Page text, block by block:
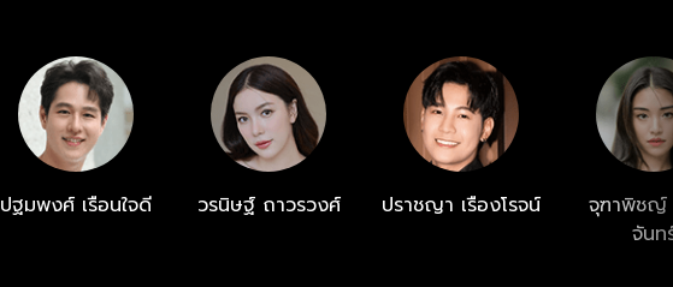
ทะเบียนเรียนให้เนื่องจากวิชาที่เธออยากเรียนกับเพื่อนๆดันเต็มเสียก่อน โดยที่ไ
แหละคือรักแรกของเธอตอนเด็ก แถมยังขี้แกล้งและคอยแซวเธอตลอดเวลา แ
พอเขามาวนเวียนมากๆ เข้าเธอก็ดันหวั่นไหวไปกับเขาซะงั้นล่ะ
ปฐมพงศ์ เรือนใจดี วรนิษฐ์ ถาวรวงศ์ ปราชญา เรืองโรจน์
จุฑาพิชญ์
จันท